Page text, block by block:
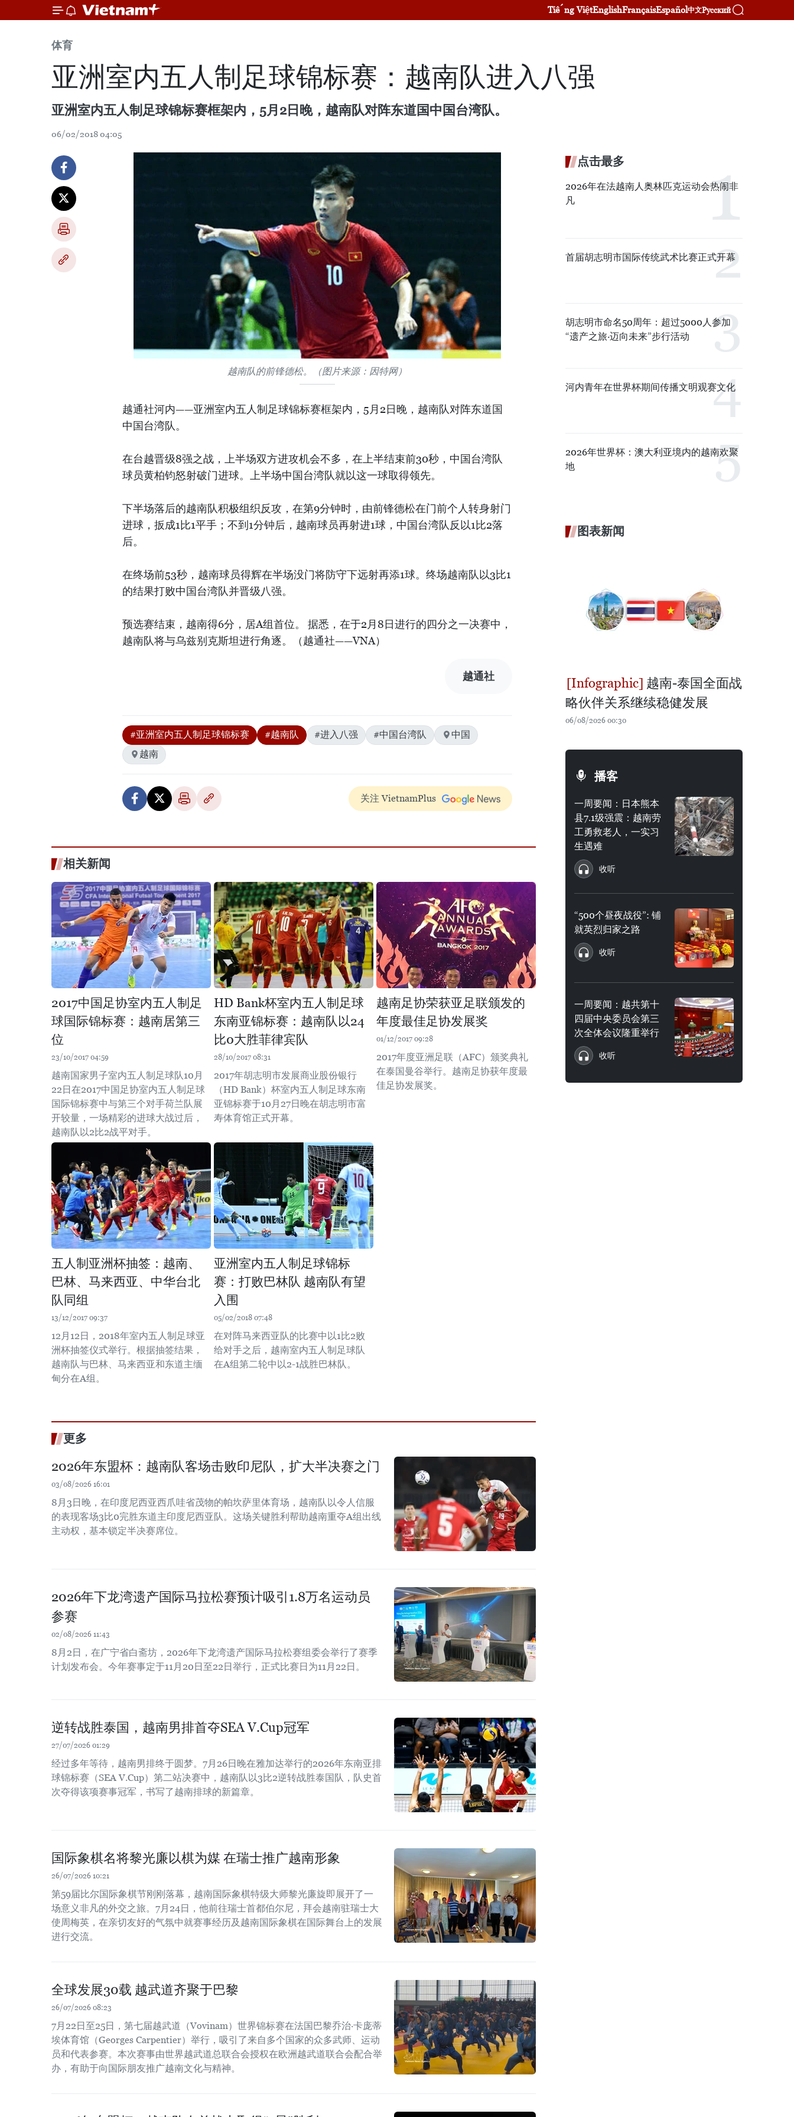
Tiếng ViệtEnglishFrançaisEspañol中文Русский
体育
亚洲室内五人制足球锦标赛：越南队进入八强
亚洲室内五人制足球锦标赛框架内，5月2日晚，越南队对阵东道国中国台湾队。
06/02/2018 04:05
越南队的前锋德松。（图片来源：因特网）
越通社河内——亚洲室内五人制足球锦标赛框架内，5月2日晚，越南队对阵东道国
中国台湾队。
在台越晋级8强之战，上半场双方进攻机会不多，在上半结束前30秒，中国台湾队
球员黄柏钧怒射破门进球。上半场中国台湾队就以这一球取得领先。
下半场落后的越南队积极组织反攻，在第9分钟时，由前锋德松在门前个人转身射门
进球，扳成1比1平手；不到1分钟后，越南球员再射进1球，中国台湾队反以1比2落
后。
在终场前53秒，越南球员得辉在半场没门将防守下远射再添1球。终场越南队以3比1
的结果打败中国台湾队并晋级八强。
预选赛结束，越南得6分，居A组首位。 据悉，在于2月8日进行的四分之一决赛中，
越南队将与乌兹别克斯坦进行角逐。（越通社——VNA）
越通社
#亚洲室内五人制足球锦标赛 #越南队 #进入八强 #中国台湾队
中国
越南
关注 VietnamPlus
相关新闻
2017中国足协室内五人制足
球国际锦标赛：越南居第三
位
23/10/2017 04:59
越南国家男子室内五人制足球队10月
22日在2017中国足协室内五人制足球
国际锦标赛中与第三个对手荷兰队展
开较量，一场精彩的进球大战过后，
越南队以2比2战平对手。
HD Bank杯室内五人制足球
东南亚锦标赛：越南队以24
比0大胜菲律宾队
28/10/2017 08:31
2017年胡志明市发展商业股份银行
（HD Bank）杯室内五人制足球东南
亚锦标赛于10月27日晚在胡志明市富
寿体育馆正式开幕。
越南足协荣获亚足联颁发的
年度最佳足协发展奖
01/12/2017 09:28
2017年度亚洲足联（AFC）颁奖典礼
在泰国曼谷举行。越南足协获年度最
佳足协发展奖。
五人制亚洲杯抽签：越南、
巴林、马来西亚、中华台北
队同组
13/12/2017 09:37
12月12日，2018年室内五人制足球亚
洲杯抽签仪式举行。根据抽签结果，
越南队与巴林、马来西亚和东道主缅
甸分在A组。
亚洲室内五人制足球锦标
赛：打败巴林队 越南队有望
入围
05/02/2018 07:48
在对阵马来西亚队的比赛中以1比2败
给对手之后，越南室内五人制足球队
在A组第二轮中以2-1战胜巴林队。
更多
2026年东盟杯：越南队客场击败印尼队，扩大半决赛之门
03/08/2026 16:01
8月3日晚，在印度尼西亚西爪哇省茂物的帕坎萨里体育场，越南队以令人信服
的表现客场3比0完胜东道主印度尼西亚队。这场关键胜利帮助越南重夺A组出线
主动权，基本锁定半决赛席位。
2026年下龙湾遗产国际马拉松赛预计吸引1.8万名运动员
参赛
02/08/2026 11:43
8月2日，在广宁省白斋坊，2026年下龙湾遗产国际马拉松赛组委会举行了赛季
计划发布会。今年赛事定于11月20日至22日举行，正式比赛日为11月22日。
逆转战胜泰国，越南男排首夺SEA V.Cup冠军
27/07/2026 01:29
经过多年等待，越南男排终于圆梦。7月26日晚在雅加达举行的2026年东南亚排
球锦标赛（SEA V.Cup）第二站决赛中，越南队以3比2逆转战胜泰国队，队史首
次夺得该项赛事冠军，书写了越南排球的新篇章。
国际象棋名将黎光廉以棋为媒 在瑞士推广越南形象
26/07/2026 10:21
第59届比尔国际象棋节刚刚落幕，越南国际象棋特级大师黎光廉旋即展开了一
场意义非凡的外交之旅。7月24日，他前往瑞士首都伯尔尼，拜会越南驻瑞士大
使周梅英，在亲切友好的气氛中就赛事经历及越南国际象棋在国际舞台上的发展
进行交流。
全球发展30载 越武道齐聚于巴黎
26/07/2026 08:23
7月22日至25日，第七届越武道（Vovinam）世界锦标赛在法国巴黎乔治·卡庞蒂
埃体育馆（Georges Carpentier）举行，吸引了来自多个国家的众多武师、运动
员和代表参赛。本次赛事由世界越武道总联合会授权在欧洲越武道联合会配合举
办，有助于向国际朋友推广越南文化与精神。
点击最多
2026年在法越南人奥林匹克运动会热闹非
凡
首届胡志明市国际传统武术比赛正式开幕
胡志明市命名50周年：超过5000人参加
“遗产之旅·迈向未来”步行活动
河内青年在世界杯期间传播文明观赛文化
2026年世界杯：澳大利亚境内的越南欢聚
地
图表新闻
越南-泰国全面战
略伙伴关系继续稳健发展
06/08/2026 00:30
播客
一周要闻：日本熊本
县7.1级强震：越南劳
工勇救老人，一实习
生遇难
收听
“500个昼夜战役”: 铺
就英烈归家之路
收听
一周要闻：越共第十
四届中央委员会第三
次全体会议隆重举行
收听